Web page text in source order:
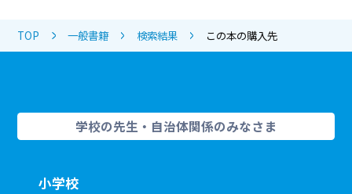
TOP 一般書籍 検索結果 この本の購入先
学校の先生・自治体関係のみなさま
小学校